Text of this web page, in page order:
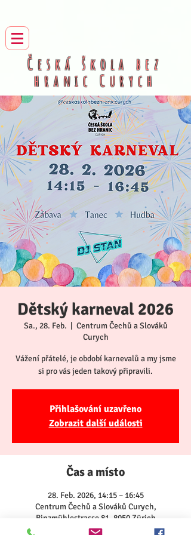
Česká škola bez
hranic
Curych
Dětský karneval 2026
Sa., 28. Feb.
Centrum Čechů a Slováků
Curych
Vážení přátelé, je období karnevalů a my jsme
si pro vás jeden takový připravili.
Přihlašování uzavřeno
Zobrazit další události
Čas a místo
28. Feb. 2026, 14:15 – 16:45
Centrum Čechů a Slováků Curych,
Binzmühlestrasse 81, 8050 Zürich